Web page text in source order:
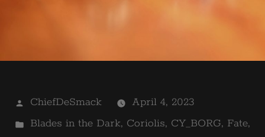
Posted
by
ChiefDeSmack
April 4, 2023
Posted
Blades in the Dark, Coriolis, CY_BORG, Fate,